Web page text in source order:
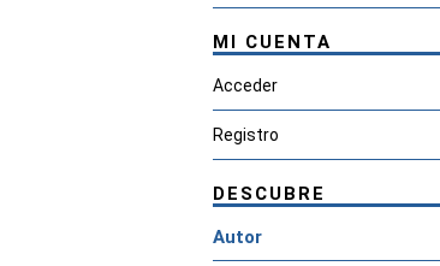
MI CUENTA
Acceder
Registro
DESCUBRE
Autor